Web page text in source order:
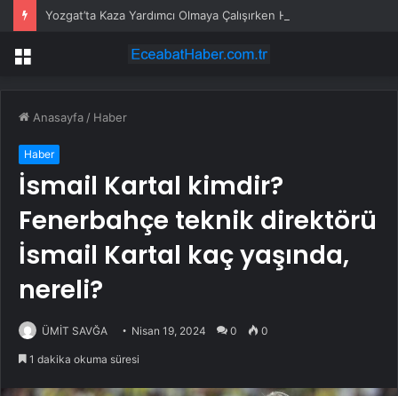
Menü
Anasayfa / Haber
Haber
İsmail Kartal kimdir?
Fenerbahçe teknik direktörü
İsmail Kartal kaç yaşında,
nereli?
ÜMİT SAVĞA Nisan 19, 2024 0 0
1 dakika okuma süresi